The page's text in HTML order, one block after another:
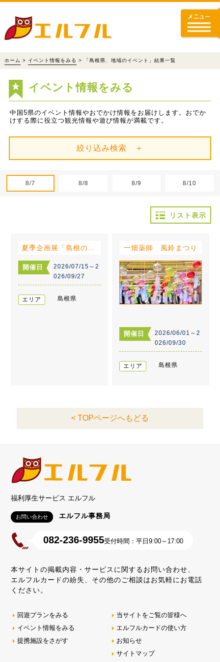
ホーム > イベント情報をみる > 「島根県、地域のイベント」結果一覧
イベント情報をみる
中国5県のイベント情報やおでかけ情報をお届けします。おでか
けする際に役立つ観光情報や遊び情報が満載です。
絞り込み検索 ＋
8/7 8/8 8/9 8/10
リスト表示
開催日
2026/07/15～2
026/09/27
エリア 島根県
一畑薬師 風鈴まつり
開催日
2026/06/01～2
026/09/30
エリア 島根県
< TOPページへもどる
福利厚生サービス エルフル
お問い合わせ エルフル事務局
082-236-9955受付時間：平日9:00～17:00
本サイトの掲載内容・サービスに関するお問い合わせ、
エルフルカードの紛失、その他のご相談はお気軽にお電話
ください。
回遊プランをみる
イベント情報をみる
提携施設をさがす
当サイトをご覧の皆様へ
エルフルカードの使い方
お知らせ
サイトマップ